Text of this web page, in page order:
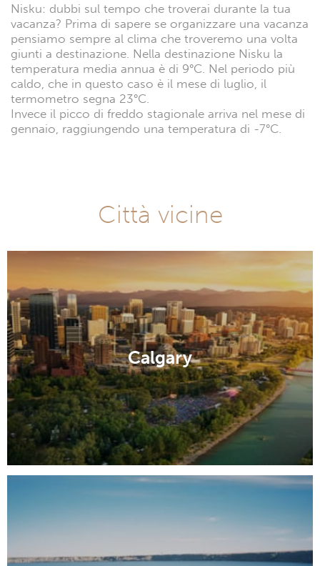
Nisku: dubbi sul tempo che troverai durante la tua
vacanza? Prima di sapere se organizzare una vacanza
pensiamo sempre al clima che troveremo una volta
giunti a destinazione. Nella destinazione Nisku la
temperatura media annua è di 9°C. Nel periodo più
caldo, che in questo caso è il mese di luglio, il
termometro segna 23°C.
Invece il picco di freddo stagionale arriva nel mese di
gennaio, raggiungendo una temperatura di -7°C.
Città vicine
Calgary